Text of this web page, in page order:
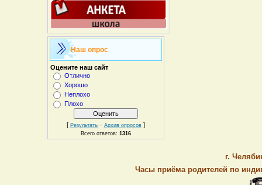
Наш опрос
Оцените наш сайт
Отлично
Хорошо
Неплохо
Плохо
[ Результаты· Архив опросов]
Всего ответов: 1316
г.
Часы приёма родителей по